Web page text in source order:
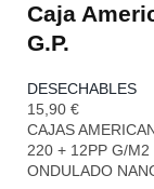
Caja
G.P.
DESECHABLES
15,90 €
CAJAS
220 + 12PP G/M2
ONDULADO